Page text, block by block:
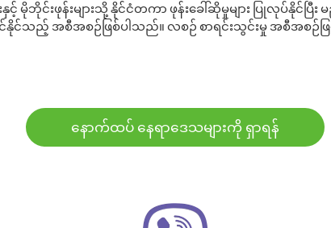
င့် မိုဘိုင်းဖုန်းများသို့ နိုင်ငံတကာ ဖုန်းခေါ်ဆိုမှုများ ပြုလုပ်နို
င်သည့် အစီအစဉ်ဖြစ်ပါသည်။ လစဉ် စာရင်းသွင်းမှု အစီအစဉ်ဖ
နောက်ထပ် နေရာဒေသများကို ရှာရန်